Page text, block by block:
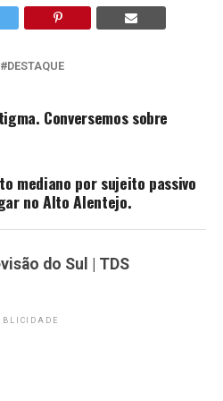
DESTAQUE
Conversemos sobre
mediano por sujeito passivo
no Alto Alentejo.
do Sul | TDS